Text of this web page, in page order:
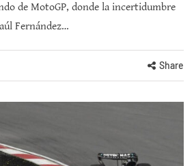
de MotoGP, donde la incertidumbre
Fernández…
Share